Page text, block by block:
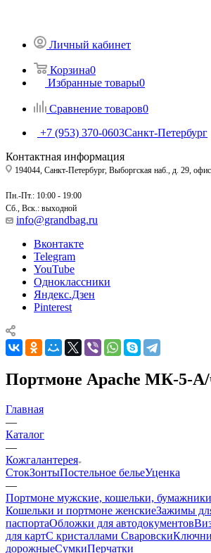
Личный кабинет
Корзина0
Избранные товары0
Сравнение товаров0
+7 (953) 370-0603Санкт-Петербург
Контактная информация
194044, Санкт-Петербург, Выборгская наб., д. 29,
Пн.-Пт.: 10:00 - 19:00
Сб., Вск.: выходной
info@grandbag.ru
Вконтакте
Telegram
YouTube
Одноклассники
Яндекс.Дзен
Pinterest
Портмоне Apache МК-5-
Главная
—
Каталог
—
Кожгалантерея
СтокЗонтыПостельное бельеУценка
—
Портмоне мужские, кошельки, бумажники
Кошельки и портмоне женскиеЗажимы
паспортаОбложки для автодокументов
для картC кристаллами Сваровски
дорожныеСумкиПерчатки